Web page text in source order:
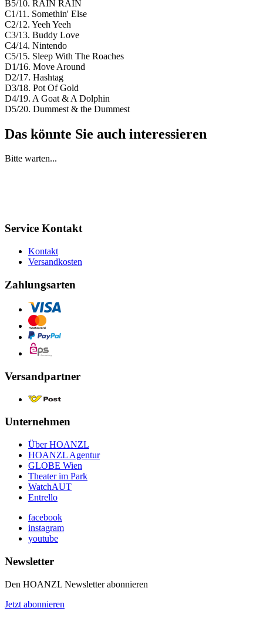
B5/10. RAIN RAIN
C1/11. Somethin' Else
C2/12. Yeeh Yeeh
C3/13. Buddy Love
C4/14. Nintendo
C5/15. Sleep With The Roaches
D1/16. Move Around
D2/17. Hashtag
D3/18. Pot Of Gold
D4/19. A Goat & A Dolphin
D5/20. Dummest & the Dummest
Das könnte Sie auch interessieren
Bitte warten...
Service Kontakt
Kontakt
Versandkosten
Zahlungsarten
Versandpartner
Unternehmen
Über HOANZL
HOANZL Agentur
GLOBE Wien
Theater im Park
WatchAUT
Entrello
facebook
instagram
youtube
Newsletter
Den HOANZL Newsletter abonnieren
Jetzt abonnieren